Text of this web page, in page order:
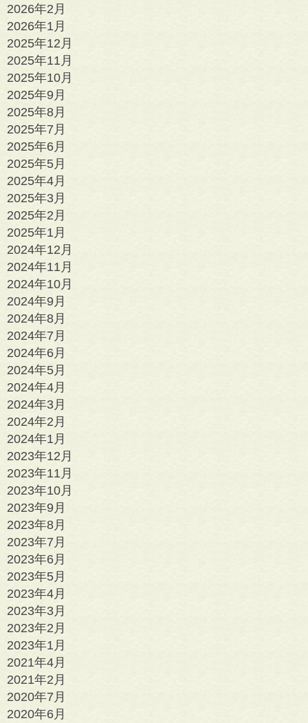
2026年2月
2026年1月
2025年12月
2025年11月
2025年10月
2025年9月
2025年8月
2025年7月
2025年6月
2025年5月
2025年4月
2025年3月
2025年2月
2025年1月
2024年12月
2024年11月
2024年10月
2024年9月
2024年8月
2024年7月
2024年6月
2024年5月
2024年4月
2024年3月
2024年2月
2024年1月
2023年12月
2023年11月
2023年10月
2023年9月
2023年8月
2023年7月
2023年6月
2023年5月
2023年4月
2023年3月
2023年2月
2023年1月
2021年4月
2021年2月
2020年7月
2020年6月